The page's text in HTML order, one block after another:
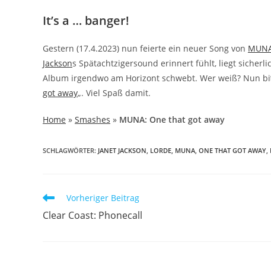
It’s a … banger!
Gestern (17.4.2023) nun feierte ein neuer Song von
Jacksons Spätachtzigersound erinnert fühlt, liegt
Album irgendwo am Horizont schwebt. Wer weiß? Nun
got away„. Viel Spaß damit.
Home » Smashes » MUNA: One that got away
SCHLAGWÖRTER: JANET JACKSON LORDE MUNA ONE THAT GOT AWAY
Weitere
ansehen
Vorheriger Beitrag
Clear Coast: Phonecall